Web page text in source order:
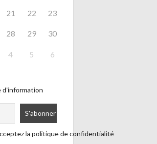
21 22 23
28 29 30
4 5 6
d'information
la politique de confidentialité